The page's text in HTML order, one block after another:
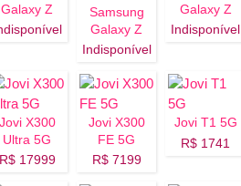
Galaxy Z
Flip 8 5G
Samsung
Galaxy Z
Fold 8 Ultra
Indisponível
Galaxy Z
Fold 8 5G
Indisponível
Jovi X300
Ultra 5G
R$ 17999
Jovi X300
FE 5G
R$ 7199
Jovi T1 5G
R$ 1741